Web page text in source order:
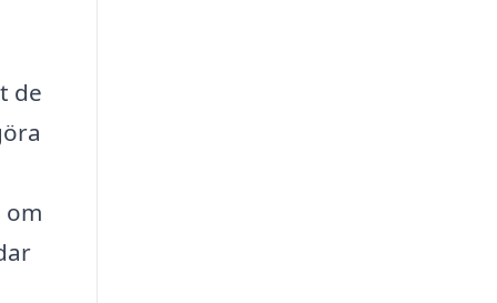
de
om